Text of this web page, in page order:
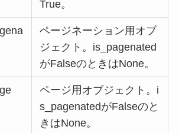
True。
ページネーション用オブ
ジェクト。is_pagenated
がFalseのときはNone。
ページ用オブジェクト。i
s_pagenatedがFalseのと
きはNone。